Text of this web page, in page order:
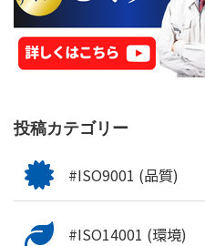
投稿カテゴリー
#ISO9001 (品質)
#ISO14001 (環境)